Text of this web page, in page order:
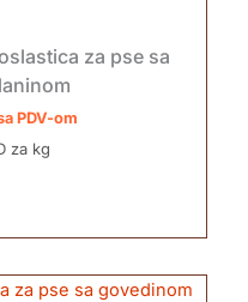
za pse sa
PDV-om
za kg